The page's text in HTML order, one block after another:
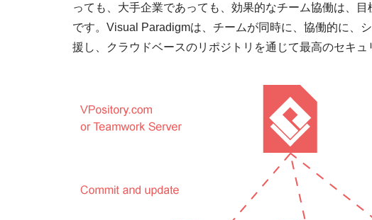
っても、大手企業であっても、効果的なチーム協働は、
です。Visual Paradigmは、チームが同時に、協働的に、
援し、クラウドベースのリポジトリを通じて最高のセキュ